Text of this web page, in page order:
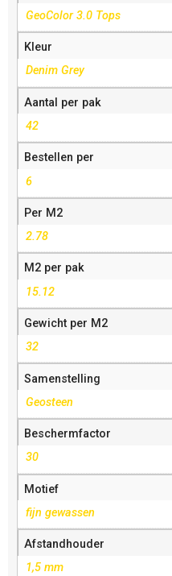
GeoColor 3.0 Tops
Kleur
Denim Grey
Aantal per pak
42
Bestellen per
6
Per M2
2.78
M2 per pak
15.12
Gewicht per M2
32
Samenstelling
Geosteen
Beschermfactor
30
Motief
fijn gewassen
Afstandhouder
1,5 mm